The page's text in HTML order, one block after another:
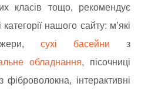
класів тощо, рекомендує
нашого сайту: м’які
сухі басейни з
обладнання, пісочниці
фіброволокна, інтерактивні